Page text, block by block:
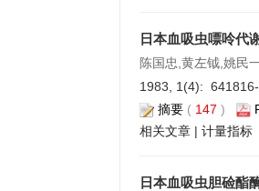
日本血吸虫嘌呤代
陈国忠,黄左钺,姚民
1983, 1(4):
摘要 ( 147 )
相关文章 | 计量指标
日本血吸虫胆硷酯